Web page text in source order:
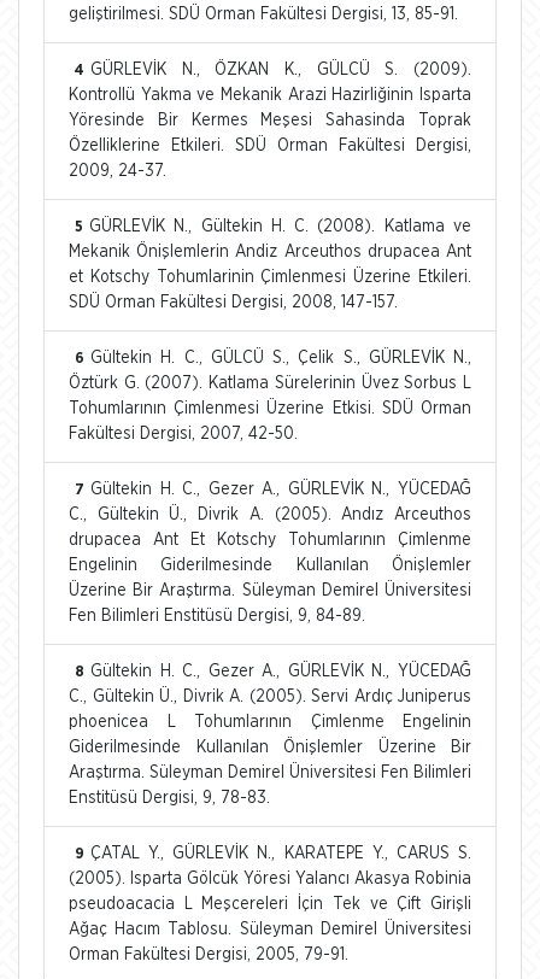
geliştirilmesi. SDÜ Orman Fakültesi Dergisi, 13, 85-91.
4 GÜRLEVİK N., ÖZKAN K., GÜLCÜ S. (2009).
Kontrollü Yakma ve Mekanik Arazi Hazirliğinin Isparta
Yöresinde Bir Kermes Meşesi Sahasinda Toprak
Özelliklerine Etkileri. SDÜ Orman Fakültesi Dergisi,
2009, 24-37.
5 GÜRLEVİK N., Gültekin H. C. (2008). Katlama ve
Mekanik Önişlemlerin Andiz Arceuthos drupacea Ant
et Kotschy Tohumlarinin Çimlenmesi Üzerine Etkileri.
SDÜ Orman Fakültesi Dergisi, 2008, 147-157.
6 Gültekin H. C., GÜLCÜ S., Çelik S., GÜRLEVİK N.,
Öztürk G. (2007). Katlama Sürelerinin Üvez Sorbus L
Tohumlarının Çimlenmesi Üzerine Etkisi. SDÜ Orman
Fakültesi Dergisi, 2007, 42-50.
7 Gültekin H. C., Gezer A., GÜRLEVİK N., YÜCEDAĞ
C., Gültekin Ü., Divrik A. (2005). Andız Arceuthos
drupacea Ant Et Kotschy Tohumlarının Çimlenme
Engelinin Giderilmesinde Kullanılan Önişlemler
Üzerine Bir Araştırma. Süleyman Demirel Üniversitesi
Fen Bilimleri Enstitüsü Dergisi, 9, 84-89.
8 Gültekin H. C., Gezer A., GÜRLEVİK N., YÜCEDAĞ
C., Gültekin Ü., Divrik A. (2005). Servi Ardıç Juniperus
phoenicea L Tohumlarının Çimlenme Engelinin
Giderilmesinde Kullanılan Önişlemler Üzerine Bir
Araştırma. Süleyman Demirel Üniversitesi Fen Bilimleri
Enstitüsü Dergisi, 9, 78-83.
9 ÇATAL Y., GÜRLEVİK N., KARATEPE Y., CARUS S.
(2005). Isparta Gölcük Yöresi Yalancı Akasya Robinia
pseudoacacia L Meşcereleri İçin Tek ve Çift Girişli
Ağaç Hacım Tablosu. Süleyman Demirel Üniversitesi
Orman Fakültesi Dergisi, 2005, 79-91.